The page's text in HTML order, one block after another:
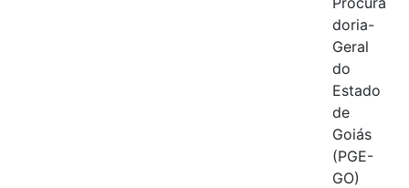
doria-
Geral
do
Estado
de
Goiás
(PGE-
GO)